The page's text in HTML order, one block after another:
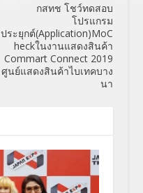
กสทช โชว์ทดสอบ
โปรแกรม
ประยุกต์(Application)MoC
heckในงานแสดงสินค้า
Commart Connect 2019
ศูนย์แสดงสินค้าไบเทคบาง
นา